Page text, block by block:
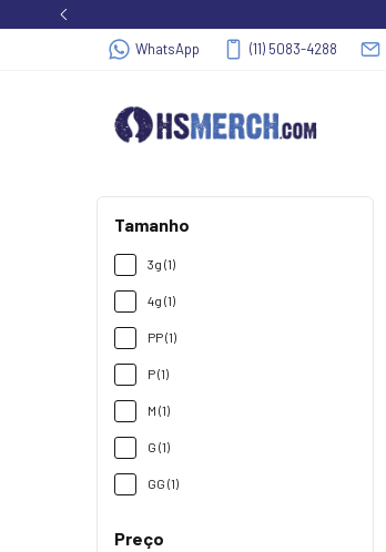
WhatsApp (11) 5083-4288
Tamanho
3g (1)
4g (1)
PP (1)
P (1)
M (1)
G (1)
GG (1)
Preço